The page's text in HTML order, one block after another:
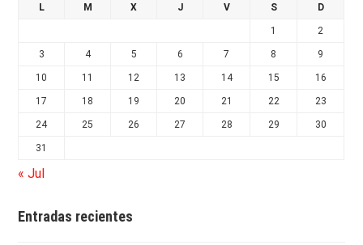
L M X J V S D
1 2
3 4 5 6 7 8 9
10 11 12 13 14 15 16
17 18 19 20 21 22 23
24 25 26 27 28 29 30
31
« Jul
Entradas recientes